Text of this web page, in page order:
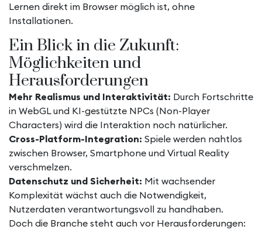
Lernen direkt im Browser möglich ist, ohne
Installationen.
Ein Blick in die Zukunft:
Möglichkeiten und
Herausforderungen
Mehr Realismus und Interaktivität: Durch Fortschritte
in WebGL und KI-gestützte NPCs (Non-Player
Characters) wird die Interaktion noch natürlicher.
Cross-Platform-Integration: Spiele werden nahtlos
zwischen Browser, Smartphone und Virtual Reality
verschmelzen.
Datenschutz und Sicherheit: Mit wachsender
Komplexität wächst auch die Notwendigkeit,
Nutzerdaten verantwortungsvoll zu handhaben.
Doch die Branche steht auch vor Herausforderungen: